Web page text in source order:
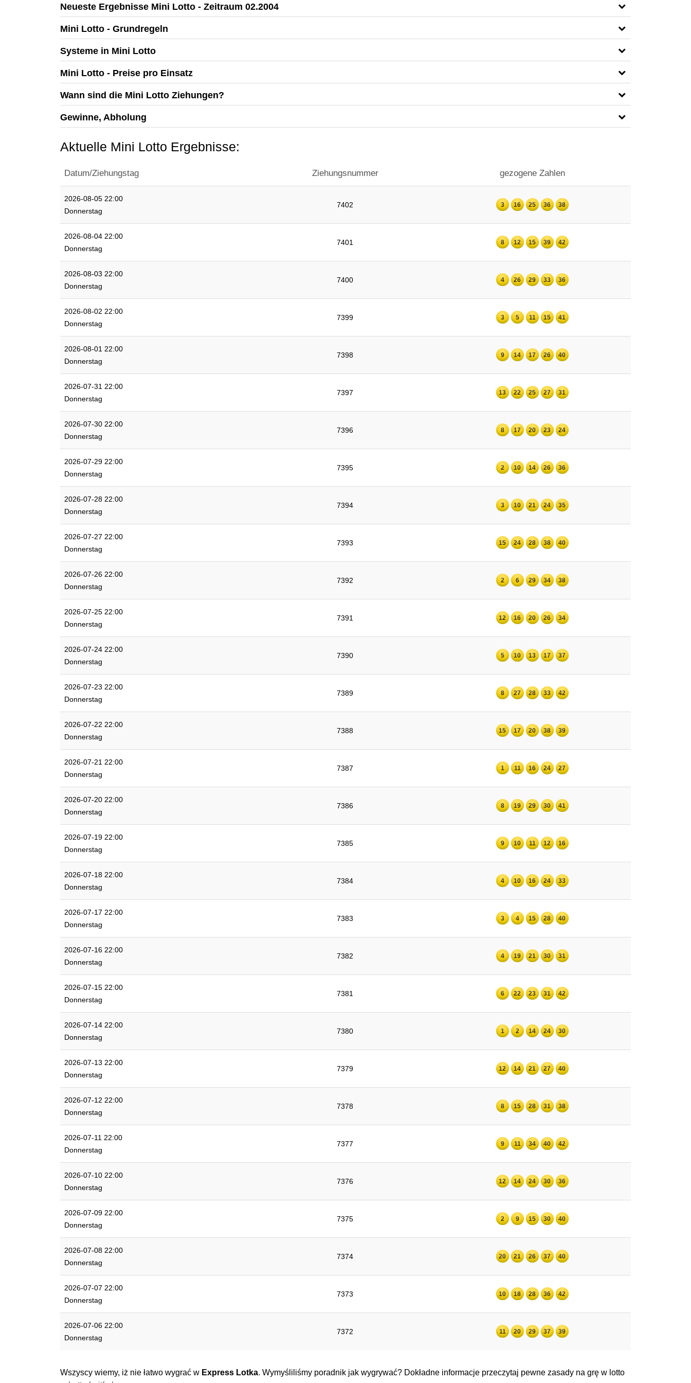
Neueste Ergebnisse Mini Lotto - Zeitraum 02.2004
Mini Lotto - Grundregeln
Systeme in Mini Lotto
Mini Lotto - Preise pro Einsatz
Wann sind die Mini Lotto Ziehungen?
Gewinne, Abholung
Aktuelle Mini Lotto Ergebnisse:
Datum/Ziehungstag Ziehungsnummer gezogene Zahlen
2026-08-05 22:00
Donnerstag
7402 3 16 25 36 38
2026-08-04 22:00
Donnerstag
7401 8 12 15 39 42
2026-08-03 22:00
Donnerstag
7400 4 26 29 33 36
2026-08-02 22:00
Donnerstag
7399 3 5 11 15 41
2026-08-01 22:00
Donnerstag
7398 9 14 17 26 40
2026-07-31 22:00
Donnerstag
7397 13 22 25 27 31
2026-07-30 22:00
Donnerstag
7396 8 17 20 23 24
2026-07-29 22:00
Donnerstag
7395 2 10 14 26 36
2026-07-28 22:00
Donnerstag
7394 3 10 21 24 35
2026-07-27 22:00
Donnerstag
7393 15 24 28 38 40
2026-07-26 22:00
Donnerstag
7392 2 6 29 34 38
2026-07-25 22:00
Donnerstag
7391 12 16 20 26 34
2026-07-24 22:00
Donnerstag
7390 5 10 13 17 37
2026-07-23 22:00
Donnerstag
7389 8 27 28 33 42
2026-07-22 22:00
Donnerstag
7388 15 17 20 38 39
2026-07-21 22:00
Donnerstag
7387 1 11 16 24 27
2026-07-20 22:00
Donnerstag
7386 8 19 29 30 41
2026-07-19 22:00
Donnerstag
7385 9 10 11 12 16
2026-07-18 22:00
Donnerstag
7384 4 10 16 24 33
2026-07-17 22:00
Donnerstag
7383 3 4 15 28 40
2026-07-16 22:00
Donnerstag
7382 4 19 21 30 31
2026-07-15 22:00
Donnerstag
7381 6 22 23 31 42
2026-07-14 22:00
Donnerstag
7380 1 2 14 24 30
2026-07-13 22:00
Donnerstag
7379 12 14 21 27 40
2026-07-12 22:00
Donnerstag
7378 8 15 28 31 38
2026-07-11 22:00
Donnerstag
7377 9 11 34 40 42
2026-07-10 22:00
Donnerstag
7376 12 14 24 30 36
2026-07-09 22:00
Donnerstag
7375 2 9 15 30 40
2026-07-08 22:00
Donnerstag
7374 20 21 26 37 40
2026-07-07 22:00
Donnerstag
7373 10 18 28 36 42
2026-07-06 22:00
Donnerstag
7372 11 20 29 37 39
Wszyscy wiemy, iż nie łatwo wygrać w Express Lotka. Wymyśliliśmy poradnik jak wygrywać? Dokładne informacje przeczytaj pewne zasady na grę w lotto